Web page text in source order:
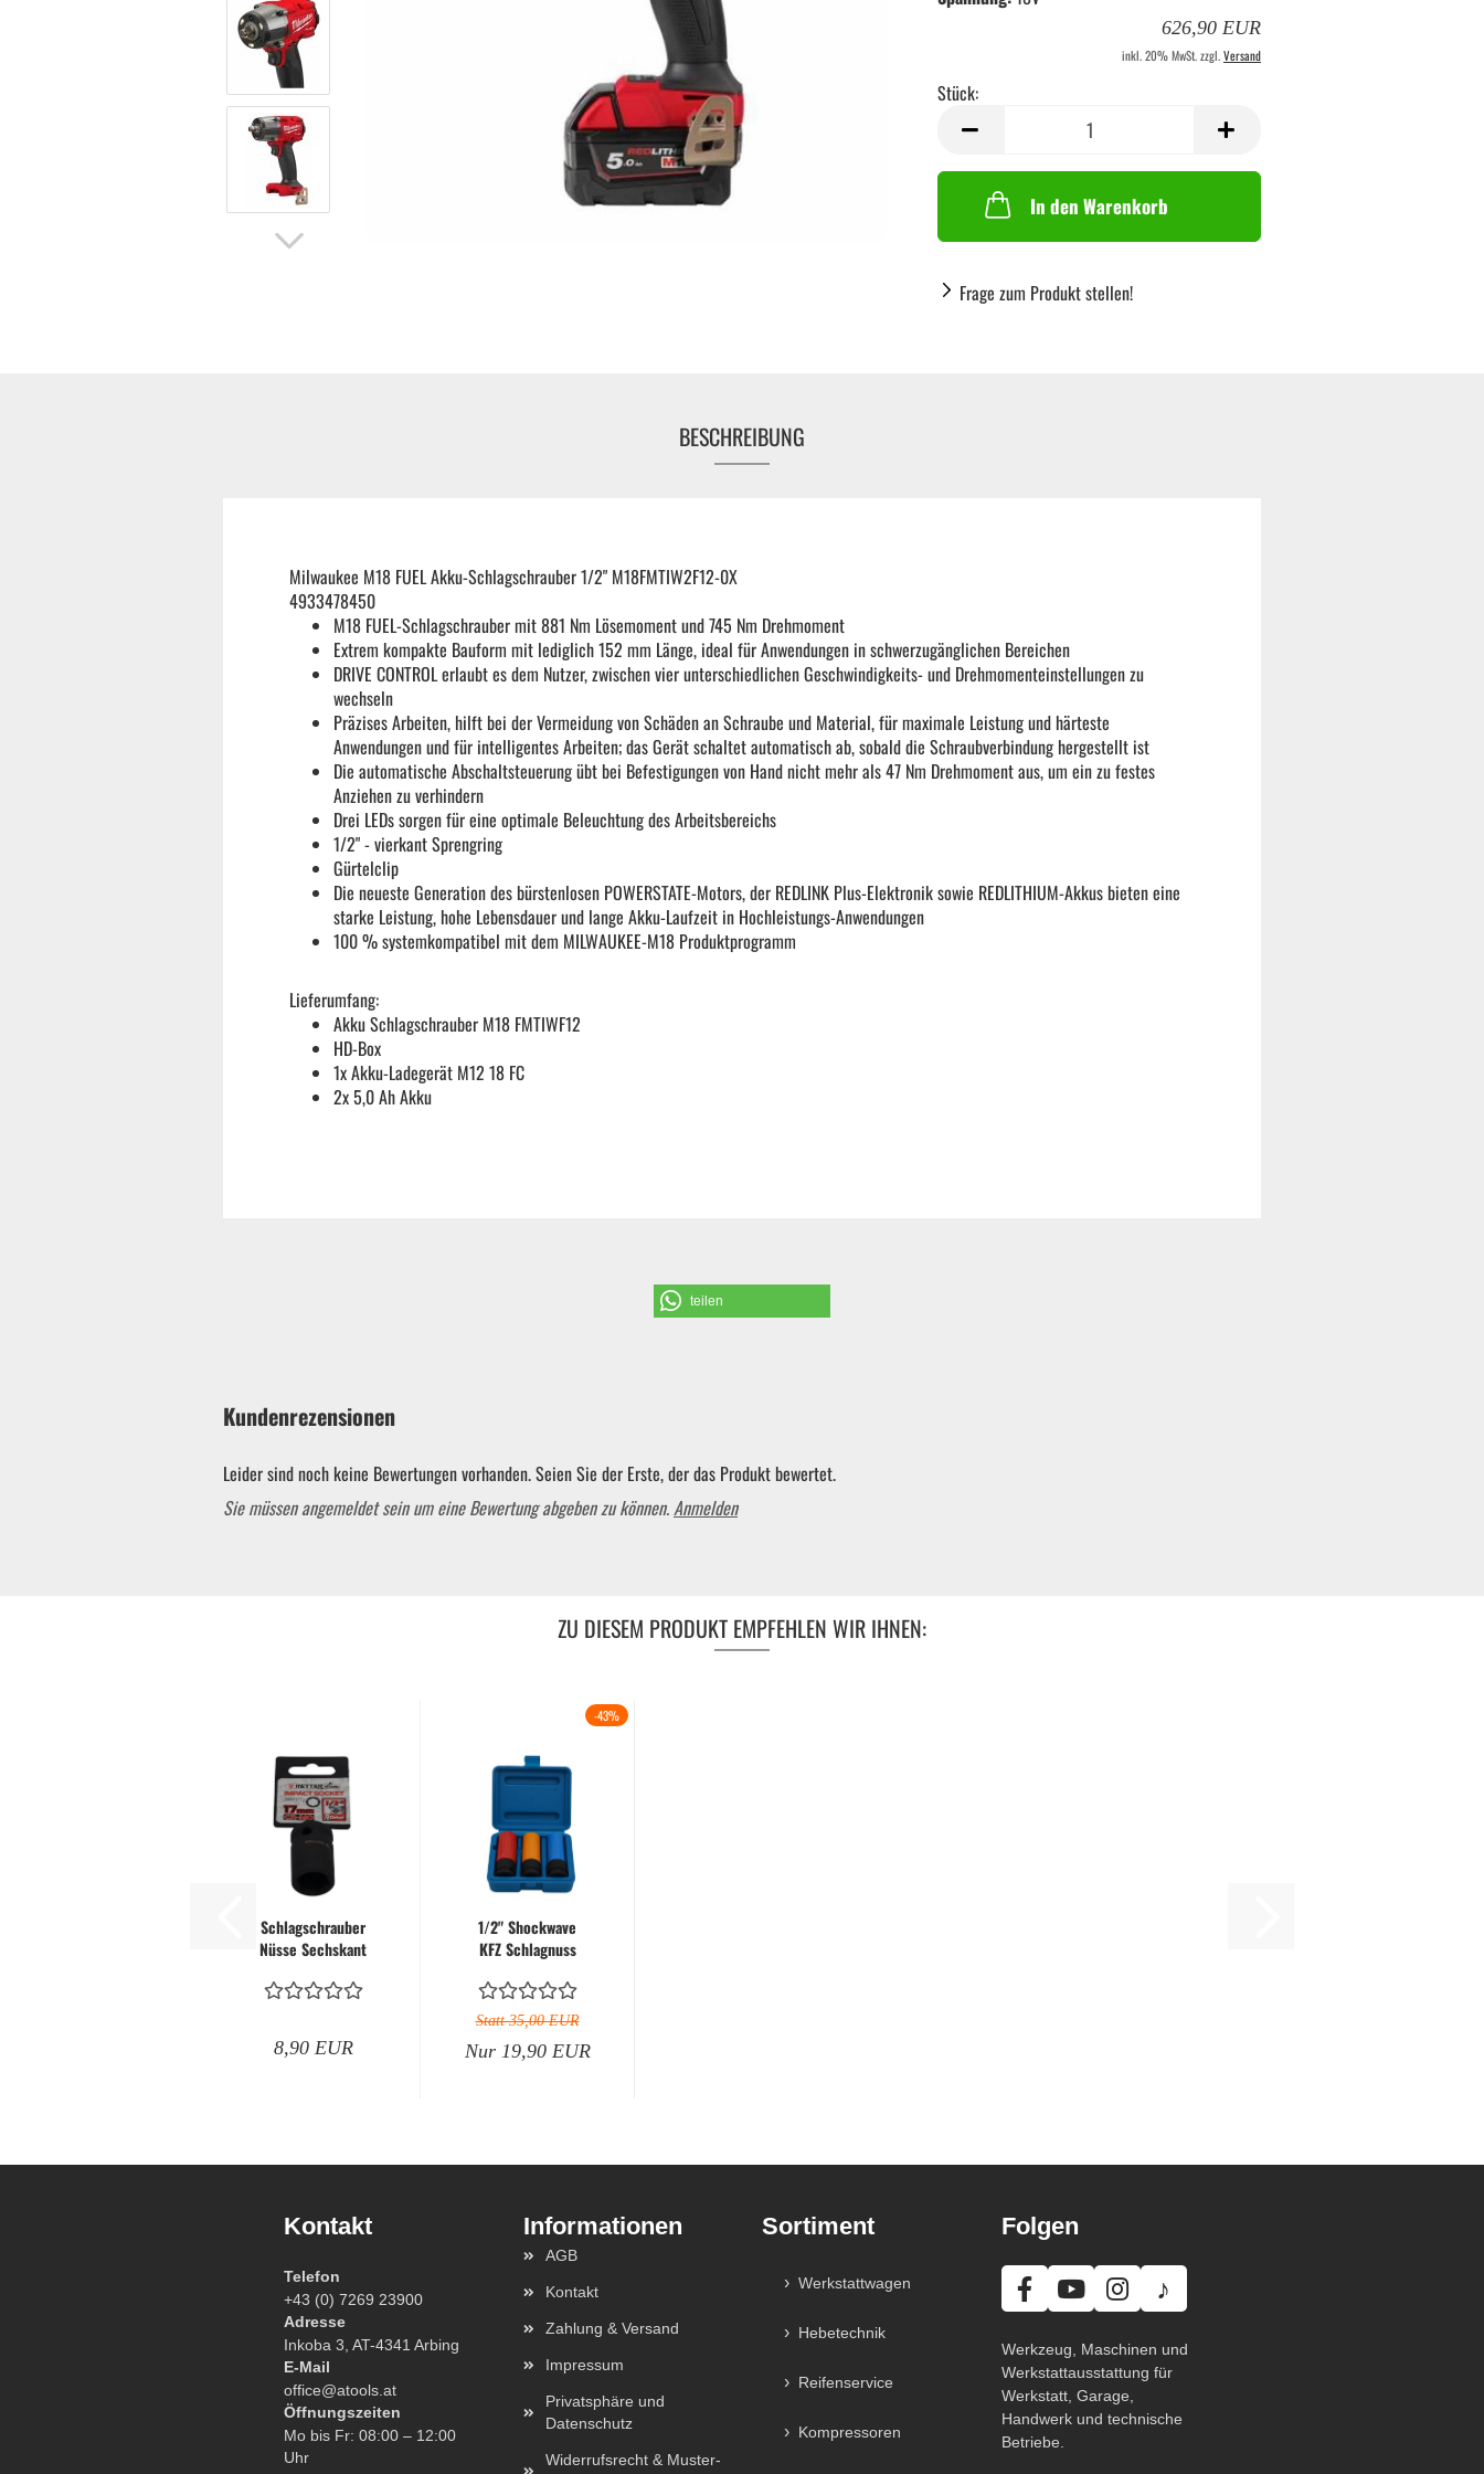
Hoflader / Agrarfahrzeug
Gummiketten Minibagger
Verschleißteile | Ersatzteile
Stromaggregate 220V/400V
Wuchtmaschinen
Zubehör und Hilfswerkzeug
Autoreinigung | Autopflege
Ratschen und Einsätze
Schraubenschlüssel | Stecknüsse
Zange
Arbeitsbekleidung
Gebläse
Rasentrimmer
ATV Miniquads
626,90 EUR
inkl. 20% MwSt. zzgl.Versand
Stück:
Stück
In den Warenkorb
Frage zum Produkt stellen!
BESCHREIBUNG
Milwaukee M18 FUEL Akku-Schlagschrauber 1/2" M18FMTIW2F12-0X
4933478450
M18 FUEL-Schlagschrauber mit 881 Nm Lösemoment und 745 Nm Drehmoment
Extrem kompakte Bauform mit lediglich 152 mm Länge, ideal für Anwendungen in schwerzugänglichen Bereichen
DRIVE CONTROL erlaubt es dem Nutzer, zwischen vier unterschiedlichen Geschwindigkeits- und Drehmomenteinstellungen zu
wechseln
Präzises Arbeiten, hilft bei der Vermeidung von Schäden an Schraube und Material, für maximale Leistung und härteste
Anwendungen und für intelligentes Arbeiten; das Gerät schaltet automatisch ab, sobald die Schraubverbindung hergestellt ist
Die automatische Abschaltsteuerung übt bei Befestigungen von Hand nicht mehr als 47 Nm Drehmoment aus, um ein zu festes
Anziehen zu verhindern
Drei LEDs sorgen für eine optimale Beleuchtung des Arbeitsbereichs
1/2" - vierkant Sprengring
Gürtelclip
Die neueste Generation des bürstenlosen POWERSTATE-Motors, der REDLINK Plus-Elektronik sowie REDLITHIUM-Akkus bieten eine
starke Leistung, hohe Lebensdauer und lange Akku-Laufzeit in Hochleistungs-Anwendungen
100 % systemkompatibel mit dem MILWAUKEE-M18 Produktprogramm
Lieferumfang:
Akku Schlagschrauber M18 FMTIWF12
HD-Box
1x Akku-Ladegerät M12 18 FC
2x 5,0 Ah Akku
teilen
Kundenrezensionen
Leider sind noch keine Bewertungen vorhanden. Seien Sie der Erste, der das Produkt bewertet.
Sie müssen angemeldet sein um eine Bewertung abgeben zu können.Anmelden
ZU DIESEM PRODUKT EMPFEHLEN WIR IHNEN:
Schlagschrauber
Nüsse Sechskant
17mm / 19mm...
8,90 EUR
-43%
1/2" Shockwave
KFZ Schlagnuss
21 mm)...
Statt 35,00 EUR
Nur 19,90 EUR
Kontakt
Telefon
+43 (0) 7269 23900
Adresse
Inkoba 3, AT-4341 Arbing
E-Mail
office@atools.at
Öffnungszeiten
Mo bis Fr: 08:00 – 12:00
Uhr
AGB
Kontakt
Zahlung & Versand
Impressum
Privatsphäre und
Datenschutz
Widerrufsrecht & Muster-
Sortiment
Werkstattwagen
Hebetechnik
Reifenservice
Kompressoren
Folgen
♪
Werkzeug, Maschinen und
Werkstattausstattung für
Werkstatt, Garage,
Handwerk und technische
Betriebe.